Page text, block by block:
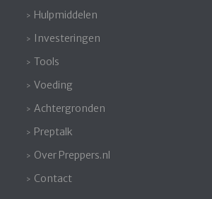
Hulpmiddelen
Investeringen
Tools
Voeding
Achtergronden
Preptalk
Over Preppers.nl
Contact